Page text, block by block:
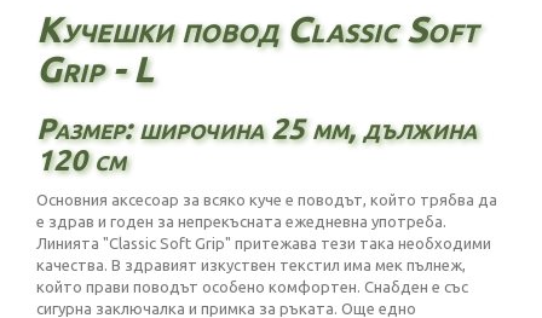
Кучешки повод Classic Soft
Grip - L
Размер: широчина 25 мм, дължина
120 см
Основния аксесоар за всяко куче е поводът, който трябва да
е здрав и годен за непрекъсната ежедневна употреба.
Линията "Classic Soft Grip" притежава тези така необходими
качества. В здравият изкуствен текстил има мек пълнеж,
който прави поводът особено комфортен. Снабден е със
сигурна заключалка и примка за ръката. Още едно